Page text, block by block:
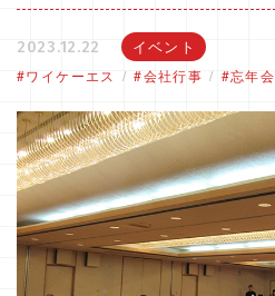
2023.12.22 イベント
ワイケーエス 会社行事 忘年会